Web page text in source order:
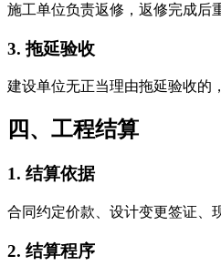
施工单位负责返修，返修完成后
3. 拖延验收
建设单位无正当理由拖延验收的
四、工程结算
1. 结算依据
合同约定价款、设计变更签证、
2. 结算程序